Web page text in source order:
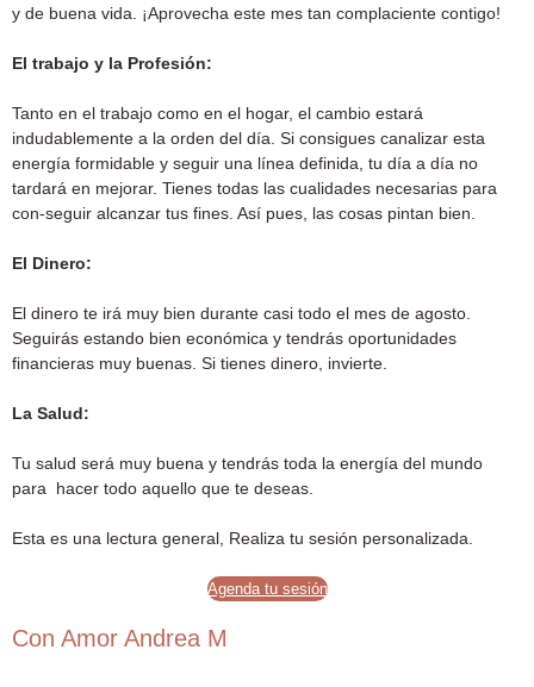
y de buena vida. ¡Aprovecha este mes tan complaciente contigo!
El trabajo y la Profesión:
Tanto en el trabajo como en el hogar, el cambio estará
indudablemente a la orden del día. Si consigues canalizar esta
energía formidable y seguir una línea definida, tu día a día no
tardará en mejorar. Tienes todas las cualidades necesarias para
con-seguir alcanzar tus fines. Así pues, las cosas pintan bien.
El Dinero:
El dinero te irá muy bien durante casi todo el mes de agosto.
Seguirás estando bien económica y tendrás oportunidades
financieras muy buenas. Si tienes dinero, invierte.
La Salud:
Tu salud será muy buena y tendrás toda la energía del mundo
para hacer todo aquello que te deseas.
Esta es una lectura general, Realiza tu sesión personalizada.
Agenda tu sesión
Con Amor Andrea M